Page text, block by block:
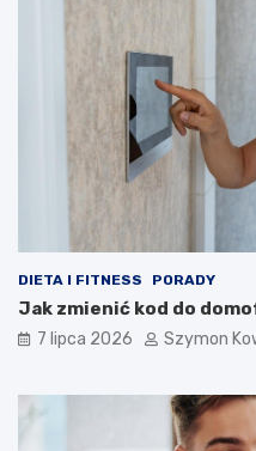
DIETA I FITNESS PORADY
Jak zmienić kod do
7 lipca 2026 Szymon